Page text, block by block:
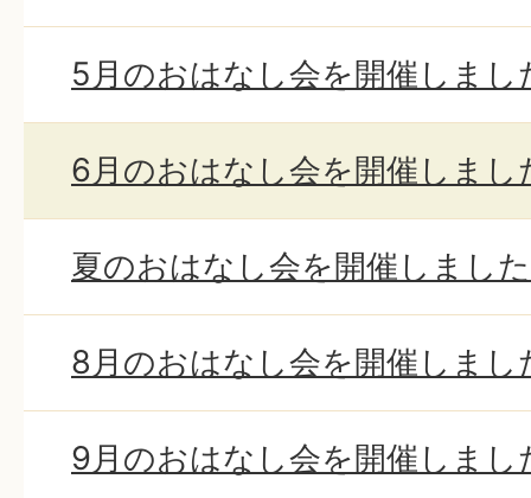
5月のおはなし会を開催しまし
6月のおはなし会を開催しまし
夏のおはなし会を開催しまし
8月のおはなし会を開催しまし
9月のおはなし会を開催しまし